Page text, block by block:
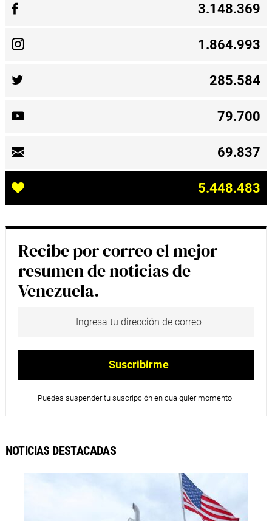
3.148.369
1.864.993
285.584
79.700
69.837
5.448.483
Recibe por correo el mejor
resumen de noticias de
Venezuela.
Puedes suspender tu suscripción en cualquier momento.
NOTICIAS DESTACADAS